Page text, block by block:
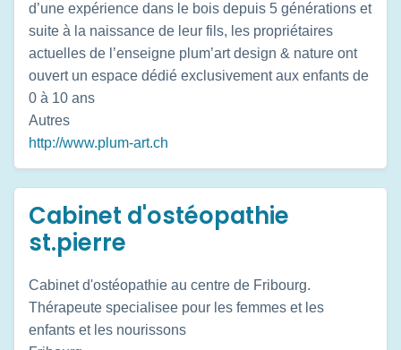
d’une expérience dans le bois depuis 5 générations et
suite à la naissance de leur fils, les propriétaires
actuelles de l’enseigne plum’art design & nature ont
ouvert un espace dédié exclusivement aux enfants de
0 à 10 ans
Autres
http://www.plum-art.ch
Cabinet d'ostéopathie
st.pierre
Cabinet d'ostéopathie au centre de Fribourg.
Thérapeute specialisee pour les femmes et les
enfants et les nourissons